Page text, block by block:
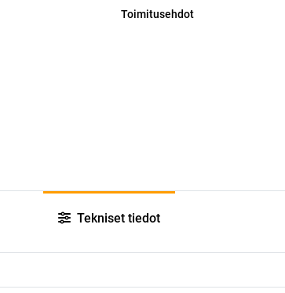
Toimitusehdot
Tekniset tiedot